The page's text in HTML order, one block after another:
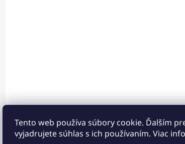
Tento web používa súbory cookie. Ďalším
vyjadrujete súhlas s ich používaním. Viac